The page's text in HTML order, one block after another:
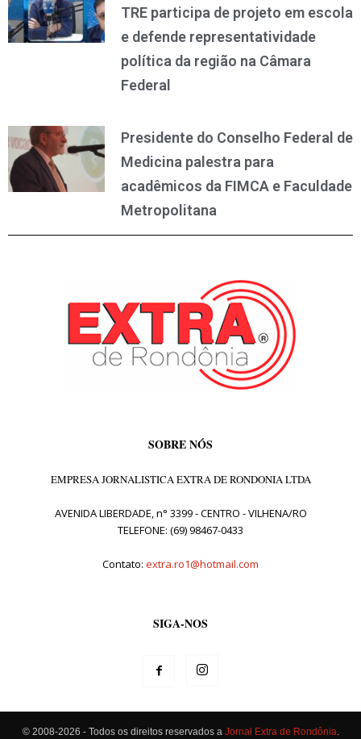
TRE participa de projeto em escola
e defende representatividade
política da região na Câmara
Federal
Presidente do Conselho Federal de
Medicina palestra para
acadêmicos da FIMCA e Faculdade
Metropolitana
SOBRE NÓS
EMPRESA JORNALISTICA EXTRA DE RONDONIA LTDA
AVENIDA LIBERDADE, n° 3399 - CENTRO - VILHENA/RO
TELEFONE: (69) 98467-0433
Contato: extra.ro1@hotmail.com
SIGA-NOS
© 2008-2026 - Todos os direitos reservados a Jornal Extra de Rondônia.